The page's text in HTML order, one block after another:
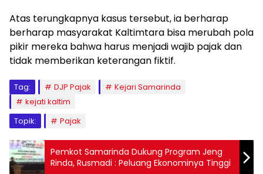
Atas terungkapnya kasus tersebut, ia berharap
berharap masyarakat Kaltimtara bisa merubah pola
pikir mereka bahwa harus menjadi wajib pajak dan
tidak memberikan keterangan fiktif.
Tag: DJP Pajak
Kejari Samarinda
kejati kaltim
Topik:
Pajak
Pemkot Samarinda Dukung Program Jeng
Rinda, Rusmadi : Peluang Ekonominya Tinggi